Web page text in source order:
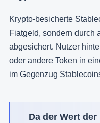
Krypto-besicherte
Fiatgeld, sondern durch
abgesichert. Nutzer
oder andere Token in
im Gegenzug
Da der Wert